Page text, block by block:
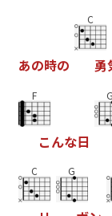
あの時の
C
勇
F
こんな日
G
C G